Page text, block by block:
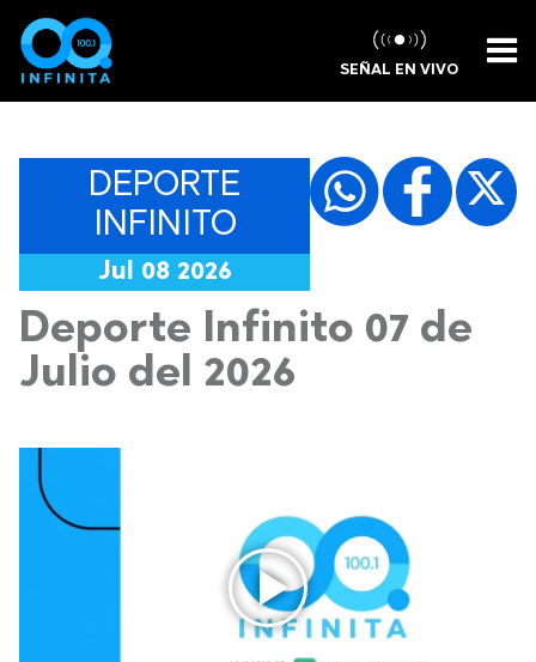
SEÑAL EN VIVO
DEPORTE
INFINITO
Jul 08 2026
Deporte Infinito 07 de
Julio del 2026